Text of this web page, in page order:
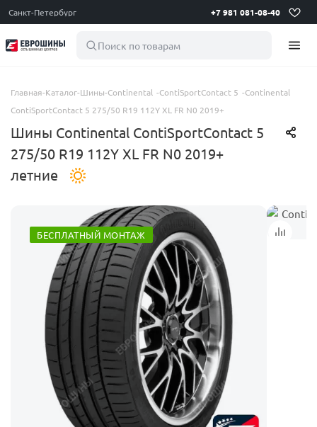
Санкт-Петербург +7 981 081-08-40
Поиск по товарам
Главная-Каталог-Шины-Continental -ContiSportContact 5 -Continental
ContiSportContact 5 275/50 R19 112Y XL FR N0 2019+
Шины Continental ContiSportContact 5
275/50 R19 112Y XL FR N0 2019+
летние
БЕСПЛАТНЫЙ МОНТАЖ